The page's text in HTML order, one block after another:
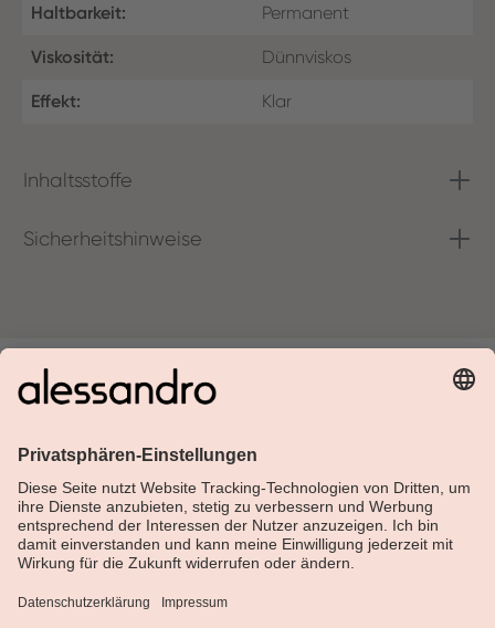
Haltbarkeit: Permanent
Viskosität: Dünnviskos
Effekt: Klar
Inhaltsstoffe
Sicherheitshinweise
Über Alessandro
Shop